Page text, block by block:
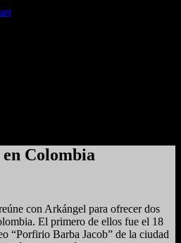
Colombia
con Arkángel para ofrecer dos
El primero de ellos fue el 18
“Porfirio Barba Jacob” de la ciudad